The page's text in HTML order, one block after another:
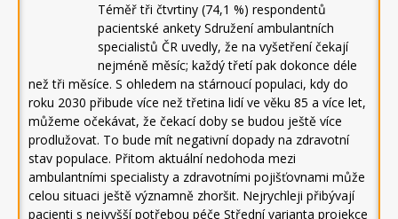
Téměř tři čtvrtiny (74,1 %) respondentů
pacientské ankety Sdružení ambulantních
specialistů ČR uvedly, že na vyšetření čekají
nejméně měsíc; každý třetí pak dokonce déle
než tři měsíce. S ohledem na stárnoucí populaci, kdy do
roku 2030 přibude více než třetina lidí ve věku 85 a více let,
můžeme očekávat, že čekací doby se budou ještě více
prodlužovat. To bude mít negativní dopady na zdravotní
stav populace. Přitom aktuální nedohoda mezi
ambulantními specialisty a zdravotními pojišťovnami může
celou situaci ještě významně zhoršit. Nejrychleji přibývají
pacienti s nejvyšší potřebou péče Střední varianta projekce